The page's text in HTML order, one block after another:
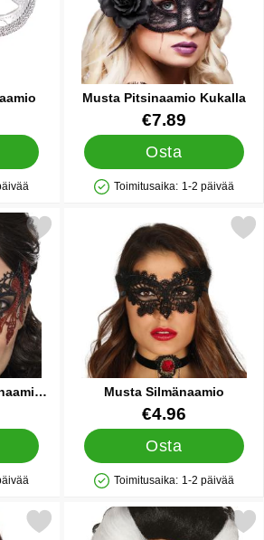
Musta Pitsinaamio Kukalla
Tuote.nro 15616
€7.89
Osta
Saatavuus: Varastossa
Toimitusaika: 1-2 päivää
Punainen & Musta suosikiksi
Musta Silmänaamio
Tuote.nro 84352
€4.96
Osta
Saatavuus: Varastossa
Toimitusaika: 1-2 päivää
Merkitse musta
Kulta 15 cm suosikiksi
Merkitse musta Pitsi